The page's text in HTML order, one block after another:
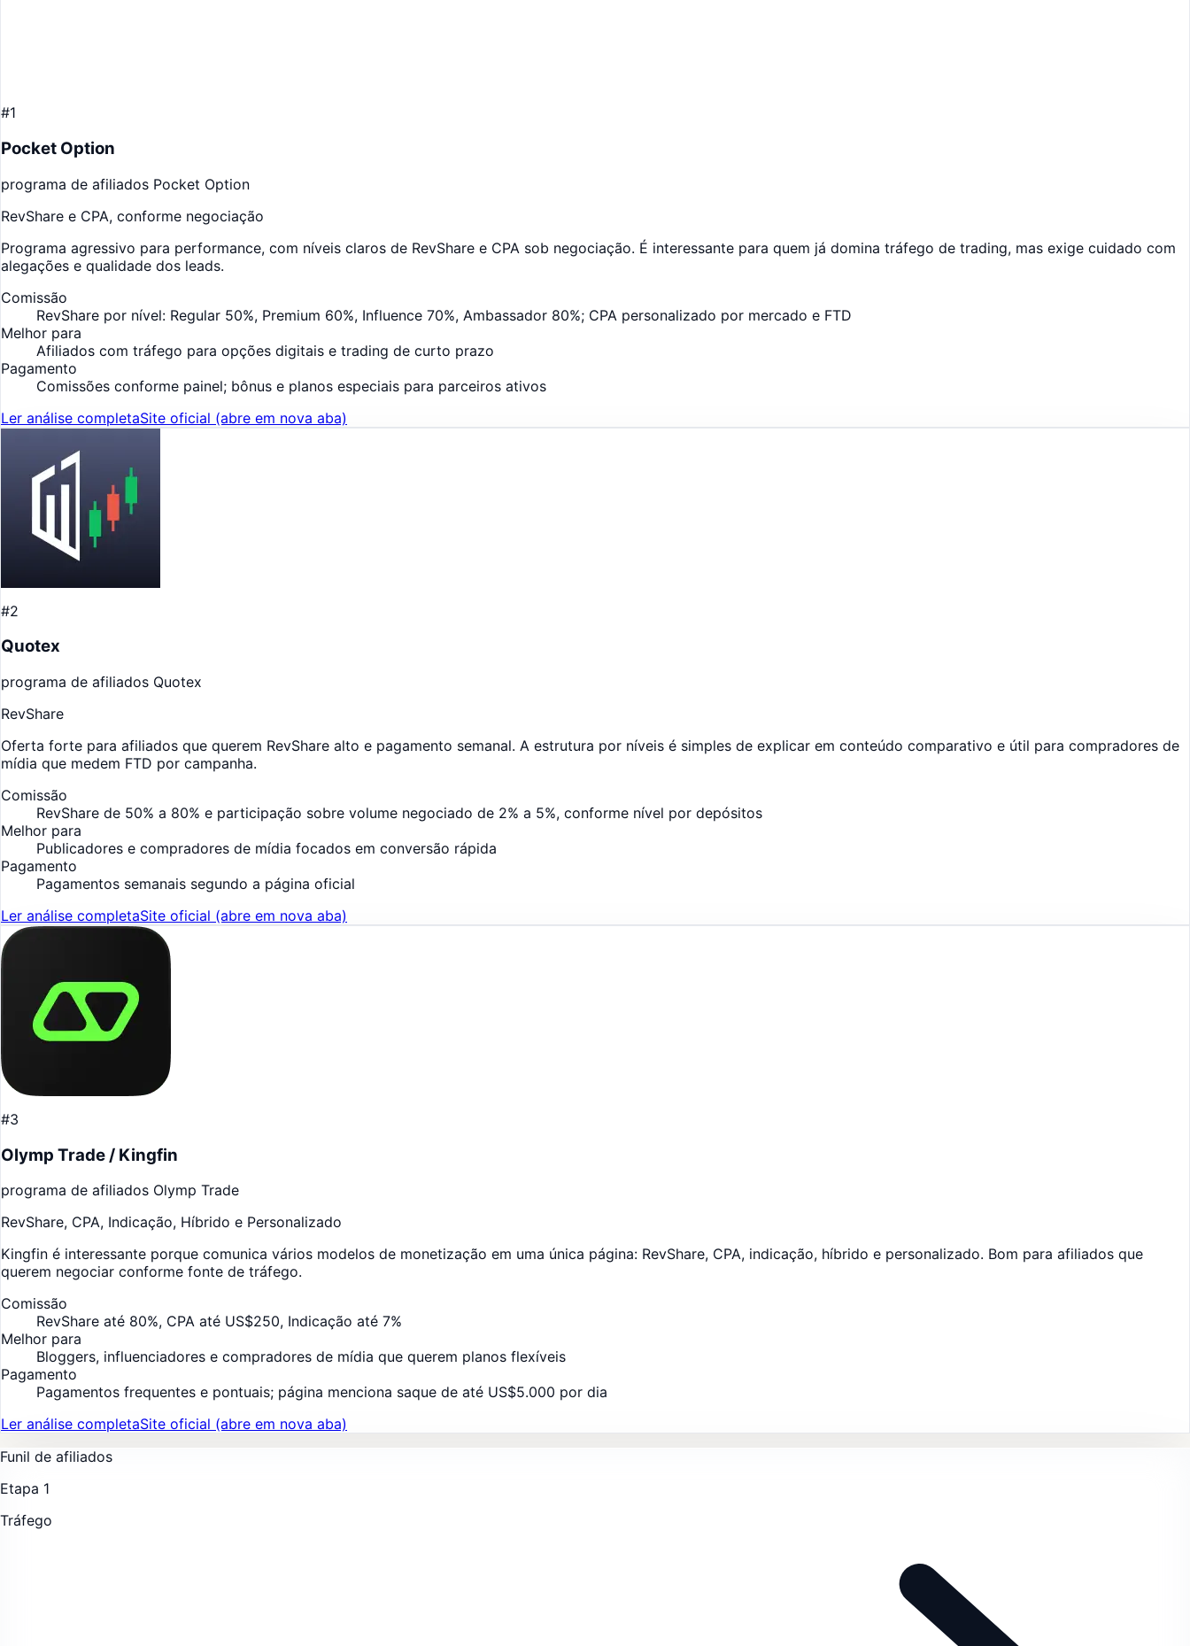
#1
Pocket Option
programa de afiliados Pocket Option
RevShare e CPA, conforme negociação
Programa agressivo para performance, com níveis claros de RevShare e CPA sob negociação. É interessante para quem já domina tráfego de trading, mas exige cuidado com
alegações e qualidade dos leads.
Comissão
RevShare por nível: Regular 50%, Premium 60%, Influence 70%, Ambassador 80%; CPA personalizado por mercado e FTD
Melhor para
Afiliados com tráfego para opções digitais e trading de curto prazo
Pagamento
Comissões conforme painel; bônus e planos especiais para parceiros ativos
Ler análise completaSite oficial (abre em nova aba)
#2
Quotex
programa de afiliados Quotex
RevShare
Oferta forte para afiliados que querem RevShare alto e pagamento semanal. A estrutura por níveis é simples de explicar em conteúdo comparativo e útil para compradores de
mídia que medem FTD por campanha.
Comissão
RevShare de 50% a 80% e participação sobre volume negociado de 2% a 5%, conforme nível por depósitos
Melhor para
Publicadores e compradores de mídia focados em conversão rápida
Pagamento
Pagamentos semanais segundo a página oficial
Ler análise completaSite oficial (abre em nova aba)
#3
Olymp Trade / Kingfin
programa de afiliados Olymp Trade
RevShare, CPA, Indicação, Híbrido e Personalizado
Kingfin é interessante porque comunica vários modelos de monetização em uma única página: RevShare, CPA, indicação, híbrido e personalizado. Bom para afiliados que
querem negociar conforme fonte de tráfego.
Comissão
RevShare até 80%, CPA até US$250, Indicação até 7%
Melhor para
Bloggers, influenciadores e compradores de mídia que querem planos flexíveis
Pagamento
Pagamentos frequentes e pontuais; página menciona saque de até US$5.000 por dia
Ler análise completaSite oficial (abre em nova aba)
Funil de afiliados
Etapa 1
Tráfego